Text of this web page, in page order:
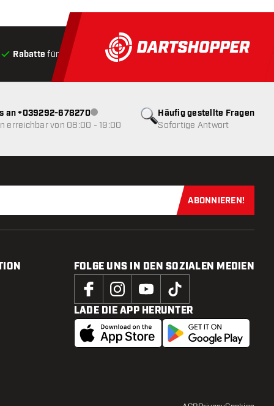
Rabatte für Kunden Produkte auf Lager, Versand
Häufig gestellte Fragen
Sofortige Antwort
an +039292-678270Kundenservice nicht verfügbar
erreichbar von 08:00 - 19:00
Jetzt für
ABONNIEREN!
FOLGE UNS IN DEN SOZIALEN MEDIEN
LADE DIE APP HERUNTER